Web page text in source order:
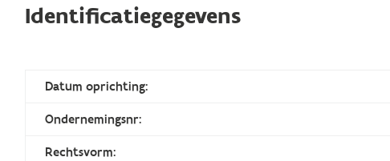
Identificatiegegevens
Datum oprichting:
Ondernemingsnr:
Rechtsvorm: